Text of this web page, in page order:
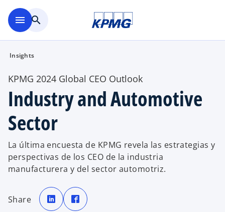
menu search
Insights
KPMG 2024 Global CEO Outlook
Industry and Automotive
Sector
La última encuesta de KPMG revela las estrategias y
perspectivas de los CEO de la industria
manufacturera y del sector automotriz.
Share e
a
b
e
a